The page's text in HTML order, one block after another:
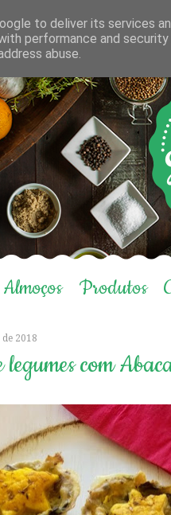
Almoços Produtos
2018
com
to deliver its services
performance and
abuse.